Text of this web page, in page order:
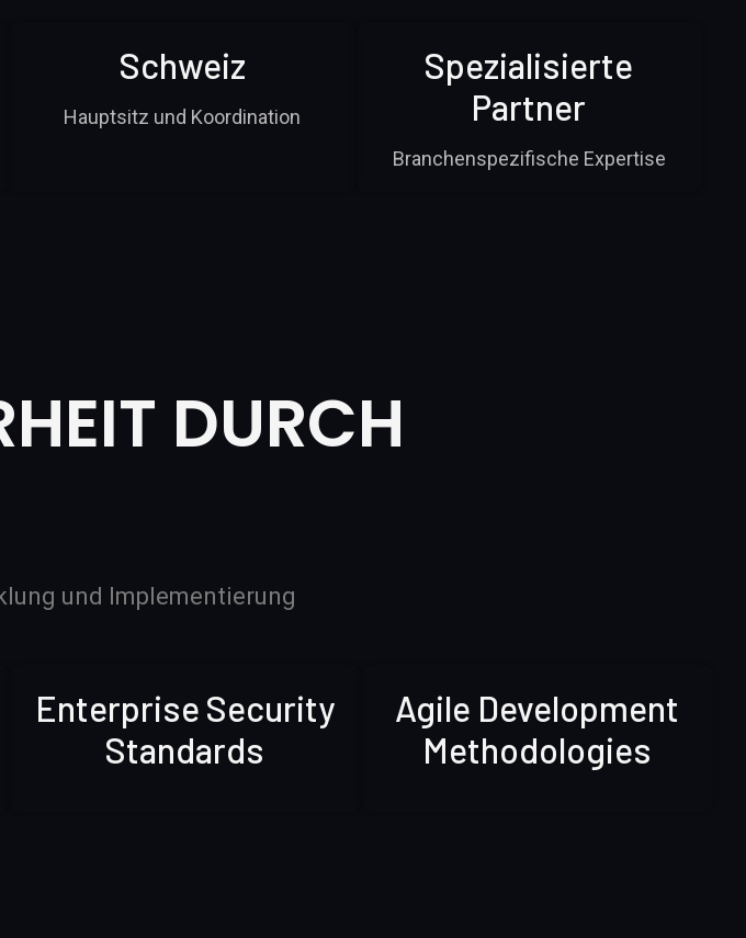
Schweiz
Hauptsitz und Koordination
Spezialisierte
Partner
Branchenspezifische Expertise
DURCH
und Implementierung
Enterprise Security
Standards
Agile Development
Methodologies